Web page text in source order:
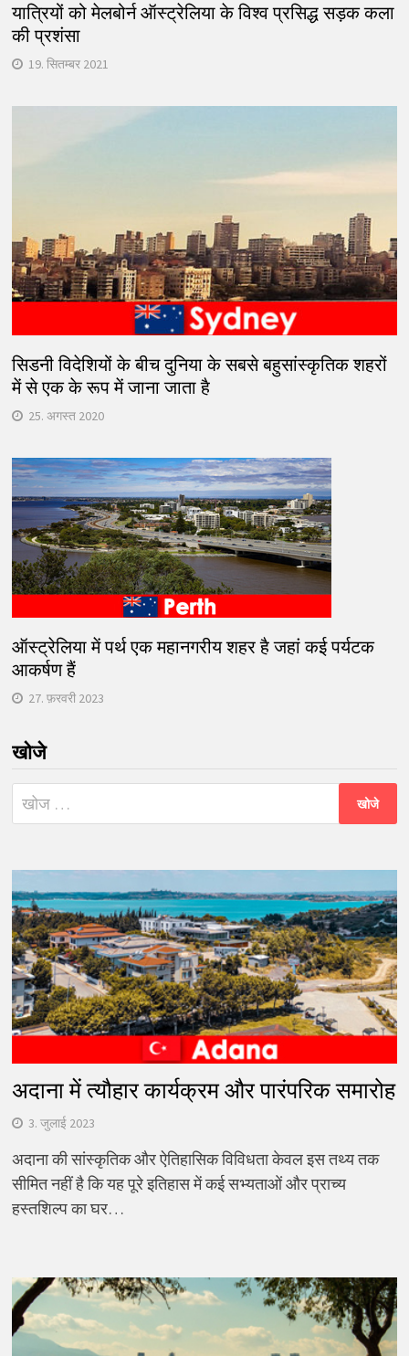
यात्रियों को मेलबोर्न ऑस्ट्रेलिया के विश्व प्रसिद्ध सड़क कला
की प्रशंसा
19. सितम्बर 2021
सिडनी विदेशियों के बीच दुनिया के सबसे बहुसांस्कृतिक शहरों
में से एक के रूप में जाना जाता है
25. अगस्त 2020
ऑस्ट्रेलिया में पर्थ एक महानगरीय शहर है जहां कई पर्यटक
आकर्षण हैं
27. फ़रवरी 2023
खोजे
निम्न
को
अदाना में त्यौहार कार्यक्रम और पारंपरिक समारोह
3. जुलाई 2023
अदाना की सांस्कृतिक और ऐतिहासिक विविधता केवल इस तथ्य तक
सीमित नहीं है कि यह पूरे इतिहास में कई सभ्यताओं और प्राच्य
हस्तशिल्प का घर…